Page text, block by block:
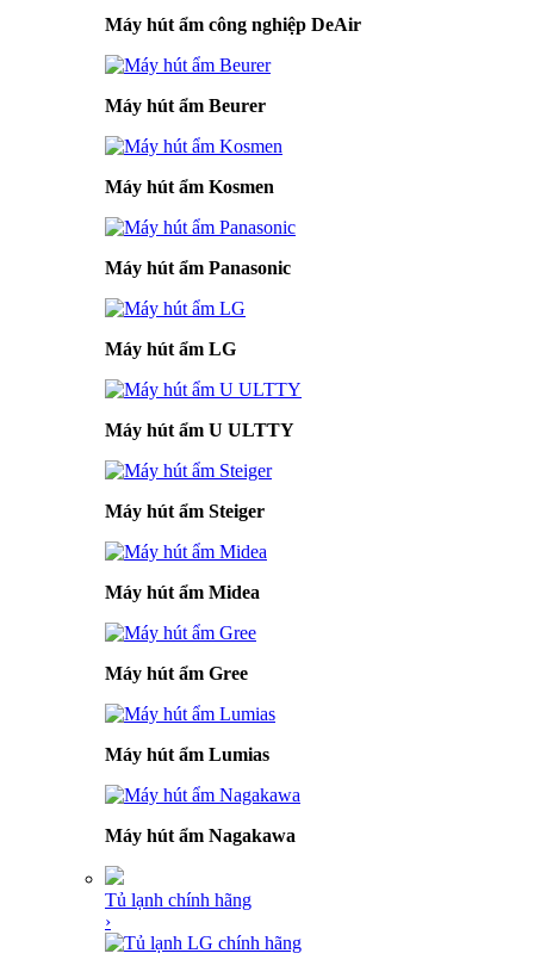
Máy hút ẩm công nghiệp DeAir
Máy hút ẩm Beurer
Máy hút ẩm Kosmen
Máy hút ẩm Panasonic
Máy hút ẩm LG
Máy hút ẩm U ULTTY
Máy hút ẩm Steiger
Máy hút ẩm Midea
Máy hút ẩm Gree
Máy hút ẩm Lumias
Máy hút ẩm Nagakawa
Tủ lạnh chính hãng
›